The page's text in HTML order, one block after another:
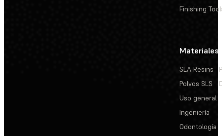
Finishing
Materiales
SLA Resins
Polvos SLS
Uso general
Ingeniería
Odontología